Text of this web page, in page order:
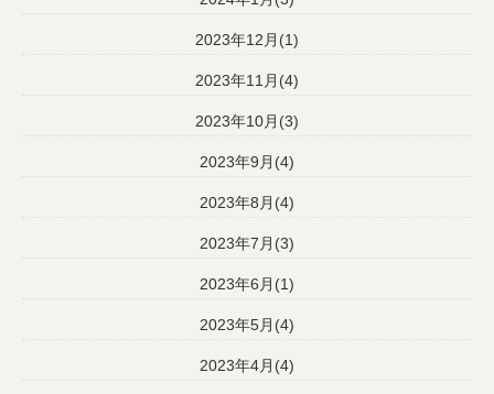
2023年12月(1)
2023年11月(4)
2023年10月(3)
2023年9月(4)
2023年8月(4)
2023年7月(3)
2023年6月(1)
2023年5月(4)
2023年4月(4)